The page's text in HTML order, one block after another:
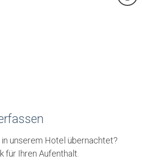
unserem Hotel übernachtet?
für Ihren Aufenthalt.